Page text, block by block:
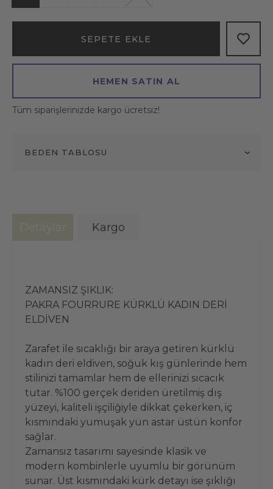
SEPETE EKLE
HEMEN SATIN AL
Tüm siparişlerinizde kargo ücretsiz!
BEDEN TABLOSU
Kargo
ZAMANSIZ ŞIKLIK:
PAKRA FOURRURE KÜRKLÜ KADIN DERİ
ELDİVEN
Zarafet ile sıcaklığı bir araya getiren kürklü
kadın deri eldiven, soğuk kış günlerinde hem
stilinizi tamamlar hem de ellerinizi sıcacık
tutar. %100 gerçek deriden üretilmiş dış
yüzeyi, kaliteli işçiliğiyle dikkat çekerken, iç
kısmındaki yumuşak yün astar üstün konfor
sağlar.
Zamansız tasarımı sayesinde klasik ve
modern kombinlerle uyumlu bir görünüm
sunar. Üst kısmındaki kürk detayı ise şıklığı